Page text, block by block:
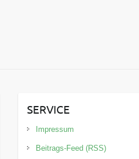
SERVICE
Impressum
Beitrags-Feed (RSS)